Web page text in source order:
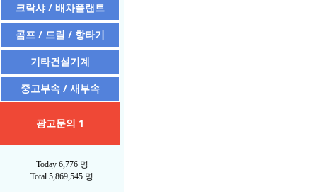
크락샤 / 배차플랜트
콤프 / 드릴 / 항타기
기타건설기계
중고부속 / 새부속
광고문의 1
Today 6,776 명
Total 5,869,545 명